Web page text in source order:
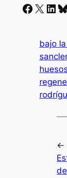
Facebook X LinkedIn Bluesky
bajo
huesos
←